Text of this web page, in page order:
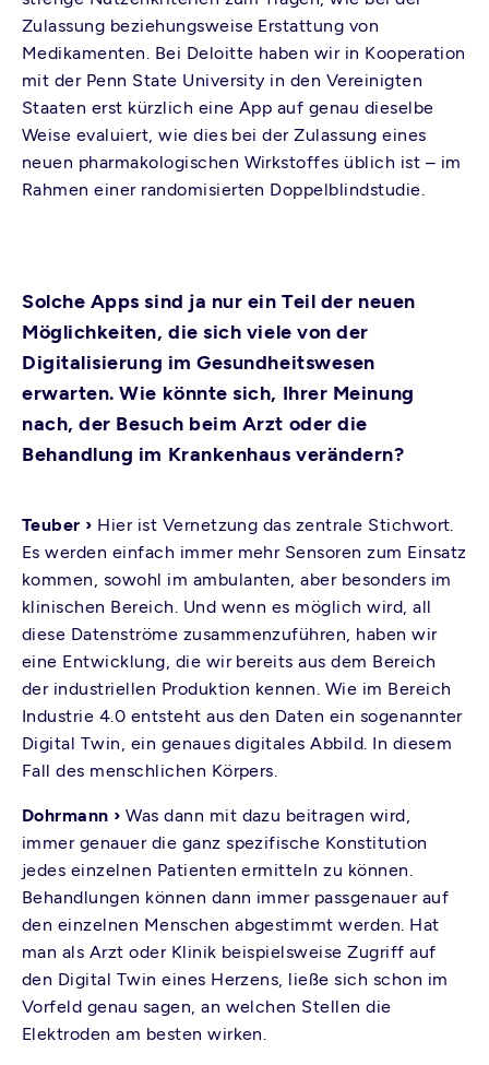
Zulassung beziehungsweise Erstattung von
Medikamenten. Bei Deloitte haben wir in Kooperation
mit der Penn State University in den Vereinigten
Staaten erst kürzlich eine App auf genau dieselbe
Weise evaluiert, wie dies bei der Zulassung eines
neuen pharmakologischen Wirkstoffes üblich ist – im
Rahmen einer randomisierten Doppelblindstudie.
Solche Apps sind ja nur ein Teil der neuen
Möglichkeiten, die sich viele von der
Digitalisierung im Gesundheitswesen
erwarten. Wie könnte sich, Ihrer Meinung
nach, der Besuch beim Arzt oder die
Behandlung im Krankenhaus verändern?
Teuber › Hier ist Vernetzung das zentrale Stichwort.
Es werden einfach immer mehr Sensoren zum Einsatz
kommen, sowohl im ambulanten, aber besonders im
klinischen Bereich. Und wenn es möglich wird, all
diese Datenströme zusammenzuführen, haben wir
eine Entwicklung, die wir bereits aus dem Bereich
der industriellen Produktion kennen. Wie im Bereich
Industrie 4.0 entsteht aus den Daten ein sogenannter
Digital Twin, ein genaues digitales Abbild. In diesem
Fall des menschlichen Körpers.
Dohrmann › Was dann mit dazu beitragen wird,
immer genauer die ganz spezifische Konstitution
jedes einzelnen Patienten ermitteln zu können.
Behandlungen können dann immer passgenauer auf
den einzelnen Menschen abgestimmt werden. Hat
man als Arzt oder Klinik beispielsweise Zugriff auf
den Digital Twin eines Herzens, ließe sich schon im
Vorfeld genau sagen, an welchen Stellen die
Elektroden am besten wirken.